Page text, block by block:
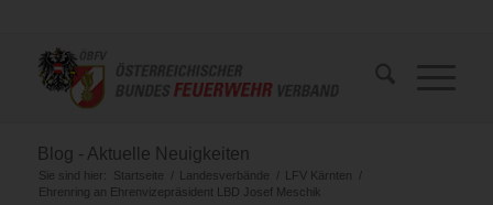
Blog - Aktuelle Neuigkeiten
Sie sind hier: Startseite / Landesverbände / LFV Kärnten
/
Ehrenring an Ehrenvizepräsident LBD Josef Meschik